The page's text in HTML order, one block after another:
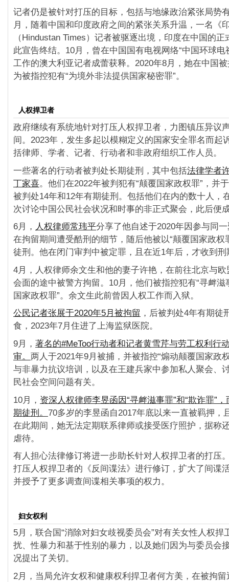
记者仍是被针对打压的目标，包括与地缘政治紧张局势
月，随着中国和印度政府之间的紧张关系升温，一名《
（Hindustan Times）记者被驱逐出境，印度在中国的
此宣告终结。10月，曾在中国国有电视网络“中国环球电
工作的澳大利亚记者成蕾获释。2020年8月，她在中国
为被指控犯有“为境外非法提供国家秘密罪”。
人权捍卫者
政府继续有系统地针对打压人权捍卫者，力图镇压异议
间。2023年，发生多起以模糊定义的国家安全罪名而起
括律师、学者、记者、行动者和非政府组织工作人员。
一些著名的行动者被判处长期徒刑，其中包括法律学者
丁家喜。他们在2022年被判犯有“颠覆国家政权罪”，并
被判处14年和12年有期徒刑。包括他们在内的数十人，
次讨论中国公民社会状况和时事的非正式聚会，此后便
6月， 人权律师常玮平分享了他自述于2020年因参与同
在拘留期间遭受酷刑的细节，随后他被以“颠覆国家政权
徒刑。他在闭门审判中被定罪，且在近1年后，才收到刑
4月，人权律师余文生和他的妻子许艳，在前往北京与
会面的途中被警方拘留。10月，他们被指控犯有“寻衅滋
国家政权罪”。余文生此前曾因人权工作而入狱。
公民记者张展于2020年5月被拘留 ，后被判处4年有期徒
食，2023年7月住进了上海监狱医院。
9月， 著名的#MeToo行动者和记者黄雪芹与劳工权利行
审。 两人于2021年9月被捕，并被指控“煽动颠覆国家政
与非暴力抗议培训，以及在王建兵家中参加私人聚会、
民社会空间问题有关。
10月， 资深人权律师李昱函因“寻衅滋事罪”和“欺诈罪”
期徒刑。 70多岁的李昱函自2017年底以来一直被羁押，
在此期间，她无法定期联系律师或接受医疗照护，据称
虐待。
有人担心法律修订将进一步助长针对人权捍卫者的打压
打压人权捍卫者的《反间谍法》进行修订，扩大了间谍
并授予了更多调查间谍相关事项的权力。
妇女权利
5月，联合国“消除对妇女歧视委员会”对有关女性人权捍
扰、性暴力和基于性别的暴力，以及她们因为与委员会
况提出了关切。
2月，当局允许女权和健康权利捍卫者何方美，在被拘